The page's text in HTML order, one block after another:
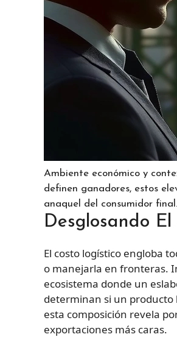
Ambiente económico y
definen ganadores, estos
anaquel del consumidor
Desglosando
El costo logístico engloba
o manejarla en fronteras.
ecosistema donde un
determinan si un producto
esta composición revela
exportaciones más caras.